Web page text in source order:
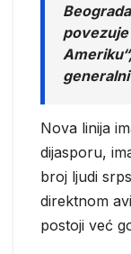
Nova linija
dijasporu,
broj ljudi
direktnom
postoji već